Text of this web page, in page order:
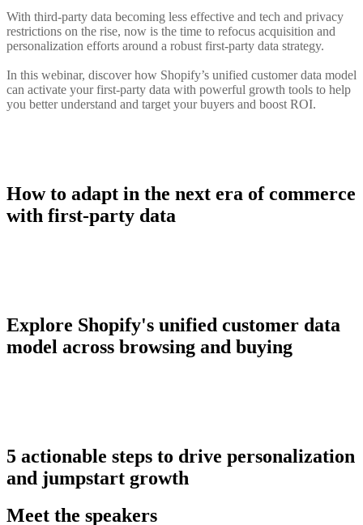
With third-party data becoming less effective and tech and privacy
restrictions on the rise, now is the time to refocus acquisition and
personalization efforts around a robust first-party data strategy.
In this webinar, discover how Shopify’s unified customer data model
can activate your first-party data with powerful growth tools to help
you better understand and target your buyers and boost ROI.
How to adapt in the next era of commerce
with first-party data
Explore Shopify's unified customer data
model across browsing and buying
5 actionable steps to drive personalization
and jumpstart growth
Meet the speakers